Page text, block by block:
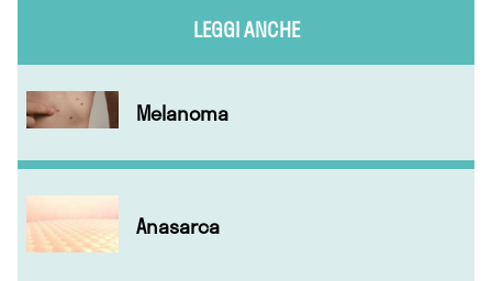
LEGGI ANCHE
Melanoma
Anasarca